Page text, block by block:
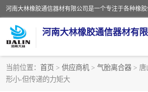
河南大林橡胶通信器材有
当前位置： 首页 > 供应商机 > 气胎离合器 > 唐
形小-但传递的力矩大
推盘离合器